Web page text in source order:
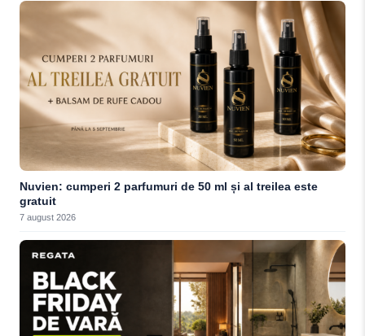
Nuvien: cumperi 2 parfumuri de 50 ml și al treilea este
gratuit
7 august 2026